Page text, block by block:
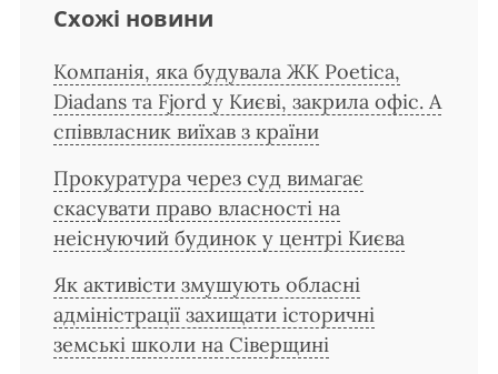
Схожі новини
Компанія, яка будувала ЖК Poetica,
Diadans та Fjord у Києві, закрила офіс. А
співвласник виїхав з країни
Прокуратура через суд вимагає
скасувати право власності на
неіснуючий будинок у центрі Києва
Як активісти змушують обласні
адміністрації захищати історичні
земські школи на Сіверщині